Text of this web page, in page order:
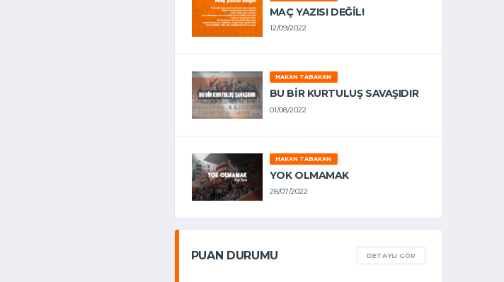
MAÇ YAZISI DEĞİL!
12/09/2022
HAKAN TABAKAN
BU BİR KURTULUŞ SAVAŞIDIR
01/08/2022
HAKAN TABAKAN
YOK OLMAMAK
28/07/2022
PUAN DURUMU DETAYLI GÖR